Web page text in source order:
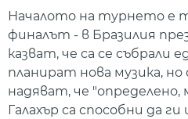
Началото на турнето е
финалът - в Бразилия
казват, че са се събрали
планират нова музика,
надяват, че
Галахър са способни да